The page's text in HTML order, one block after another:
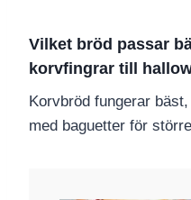
Vilket bröd passar
korvfingrar till
Korvbröd fungerar
med baguetter för